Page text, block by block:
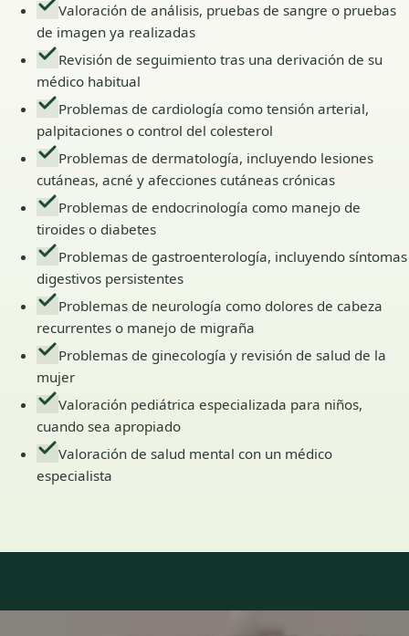
Valoración de análisis, pruebas de sangre o pruebas
de imagen ya realizadas
Revisión de seguimiento tras una derivación de su
médico habitual
Problemas de cardiología como tensión arterial,
palpitaciones o control del colesterol
Problemas de dermatología, incluyendo lesiones
cutáneas, acné y afecciones cutáneas crónicas
Problemas de endocrinología como manejo de
tiroides o diabetes
Problemas de gastroenterología, incluyendo síntomas
digestivos persistentes
Problemas de neurología como dolores de cabeza
recurrentes o manejo de migraña
Problemas de ginecología y revisión de salud de la
mujer
Valoración pediátrica especializada para niños,
cuando sea apropiado
Valoración de salud mental con un médico
especialista